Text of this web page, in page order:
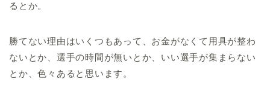
るとか。
勝てない理由はいくつもあって、お金がなくて用具が整わ
ないとか、選手の時間が無いとか、いい選手が集まらない
とか、色々あると思います。